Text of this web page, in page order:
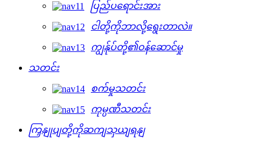
ပြည်ပရောင်းအား
ငါတို့ကိုဘာလို့ရွေးတာလဲ။
ကျွန်ုပ်တို့၏ဝန်ဆောင်မှု
သတင်း
စက်မှုသတင်း
ကုမ္ပဏီသတင်း
ကြှနျုပျတို့ကိုဆကျသှယျရနျ